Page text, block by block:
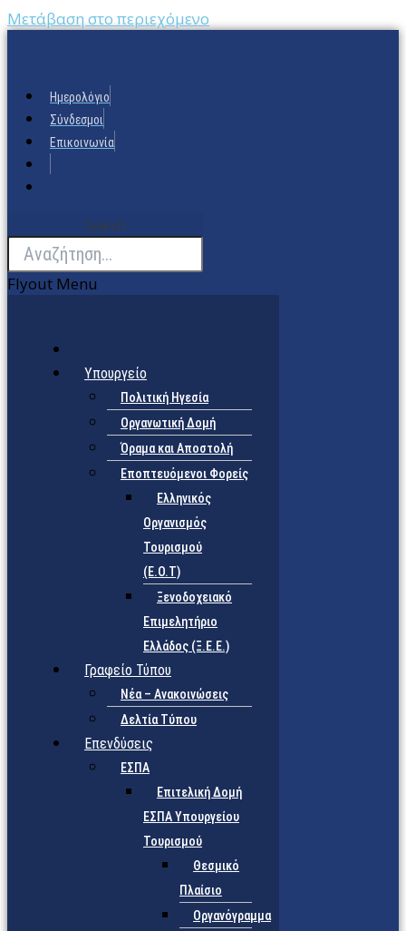
Μετάβαση στο περιεχόμενο
Ημερολόγιο
Σύνδεσμοι
Επικοινωνία
Search
Flyout Menu
Υπουργείο
Πολιτική Ηγεσία
Οργανωτική Δομή
Όραμα και Αποστολή
Εποπτευόμενοι Φορείς
Eλληνικός
Οργανισμός
Τουρισμού
(Ε.Ο.Τ)
Ξενοδοχειακό
Επιμελητήριο
Ελλάδος (Ξ.Ε.Ε.)
Γραφείο Τύπου
Νέα – Ανακοινώσεις
Δελτία Τύπου
Επενδύσεις
ΕΣΠΑ
Επιτελική Δομή
ΕΣΠΑ Υπουργείου
Τουρισμού
Θεσμικό
Πλαίσιο
Οργανόγραμμα